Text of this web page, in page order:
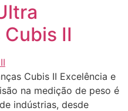
II
Cubis II Excelência e
na medição de peso é
indústrias, desde